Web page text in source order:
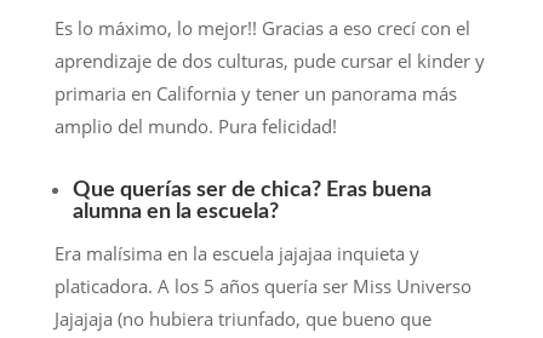
Es lo máximo, lo mejor!! Gracias a eso crecí con el
aprendizaje de dos culturas, pude cursar el kinder y
primaria en California y tener un panorama más
amplio del mundo. Pura felicidad!
Que querías ser de chica? Eras buena
alumna en la escuela?
Era malísima en la escuela jajajaa inquieta y
platicadora. A los 5 años quería ser Miss Universo
Jajajaja (no hubiera triunfado, que bueno que